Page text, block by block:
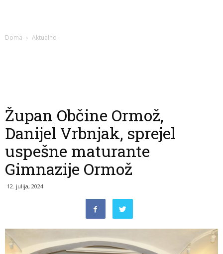
Doma Aktualno
Župan Občine Ormož,
Danijel Vrbnjak, sprejel
uspešne maturante
Gimnazije Ormož
12. julija, 2024